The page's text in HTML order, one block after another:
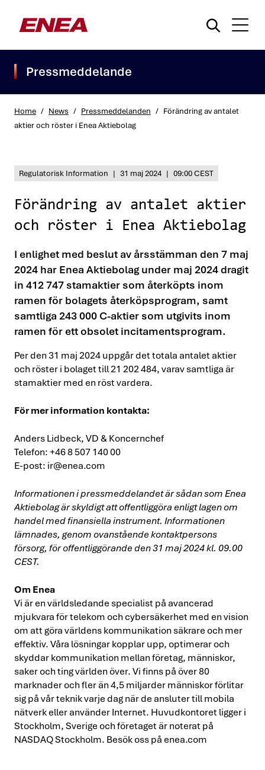
Pressmeddelande
Home / News / Pressmeddelanden / Förändring av antalet
aktier och röster i Enea Aktiebolag
Regulatorisk Information | 31 maj 2024 | 09:00 CEST
Förändring av antalet aktier
och röster i Enea Aktiebolag
I enlighet med beslut av årsstämman den 7 maj
2024 har Enea Aktiebolag under maj 2024 dragit
in 412 747 stamaktier som återköpts inom
ramen för bolagets återköpsprogram, samt
samtliga 243 000 C-aktier som utgivits inom
ramen för ett obsolet incitamentsprogram.
Per den 31 maj 2024 uppgår det totala antalet aktier
och röster i bolaget till 21 202 484, varav samtliga är
stamaktier med en röst vardera.
För mer information kontakta:
Anders Lidbeck, VD & Koncernchef
Telefon: +46 8 507 140 00
E-post: ir@enea.com
Informationen i pressmeddelandet är sådan som Enea
Aktiebolag är skyldigt att offentliggöra enligt lagen om
handel med finansiella instrument. Informationen
lämnades, genom ovanstående kontaktpersons
försorg, för offentliggörande den 31 maj 2024 kl. 09.00
CEST.
Om Enea
Vi är en världsledande specialist på avancerad
mjukvara för telekom och cybersäkerhet med en vision
om att göra världens kommunikation säkrare och mer
effektiv. Våra lösningar kopplar upp, optimerar och
skyddar kommunikation mellan företag, människor,
saker och ting världen över. Vi finns på över 80
marknader och fler än 4,5 miljarder människor förlitar
sig på vår teknik varje dag när de ansluter till mobila
nätverk eller använder Internet. Huvudkontoret ligger i
Stockholm, Sverige och företaget är noterat på
NASDAQ Stockholm. Besök oss på enea.com